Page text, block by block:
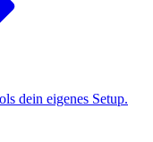
dein eigenes Setup.